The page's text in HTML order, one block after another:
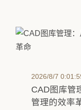
2026/8/7
CAD图库管
管理的效率